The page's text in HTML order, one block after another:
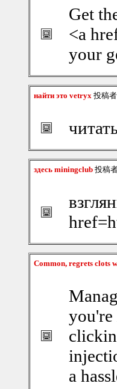
Get
<a
your
найти это vetryx 投稿者
здесь miningclub 投稿
Common, regrets clots
you're
a